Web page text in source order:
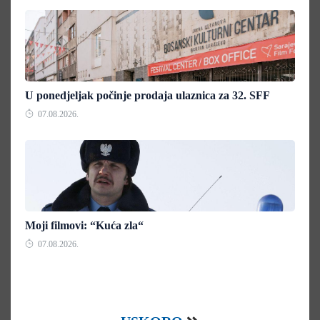
U ponedjeljak počinje prodaja ulaznica za 32. SFF
07.08.2026.
Moji filmovi: “Kuća zla“
07.08.2026.